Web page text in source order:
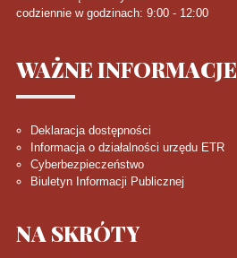
codziennie w godzinach: 9:00 - 12:00
WAŻNEINFORMACJE
Deklaracja dostępności
Informacja o działalności urzędu ETR
Cyberbezpieczeństwo
Biuletyn Informacji Publicznej
NA SKRÓTY